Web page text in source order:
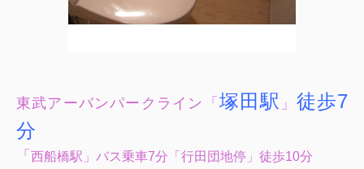
東武アーバンパークライン「 塚田駅 」 徒歩7
分
「 西船橋駅」バス乗車7分「行田団地停」徒歩10分